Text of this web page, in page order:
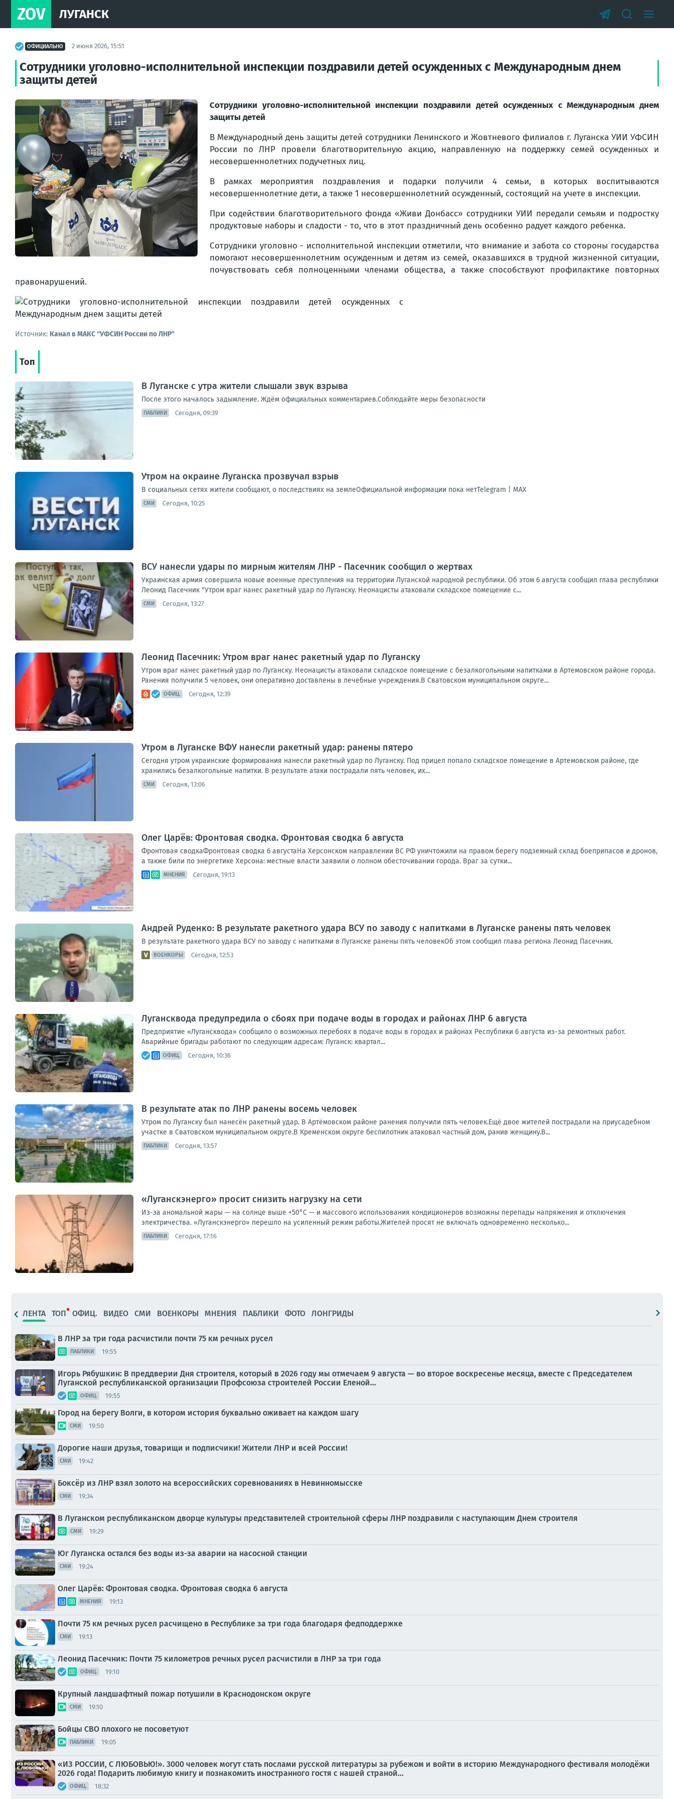
ZOV ЛУГАНСК
ОФИЦИАЛЬНО 2 июня 2026, 15:51
Сотрудники уголовно-исполнительной инспекции поздравили детей осужденных с Международным днем
защиты детей
Сотрудники уголовно-исполнительной инспекции поздравили детей осужденных с Международным днем
защиты детей
В Международный день защиты детей сотрудники Ленинского и Жовтневого филиалов г. Луганска УИИ УФСИН
России по ЛНР провели благотворительную акцию, направленную на поддержку семей осужденных и
несовершеннолетних подучетных лиц.
В рамках мероприятия поздравления и подарки получили 4 семьи, в которых воспитываются
несовершеннолетние дети, а также 1 несовершеннолетний осужденный, состоящий на учете в инспекции.
При содействии благотворительного фонда «Живи Донбасс» сотрудники УИИ передали семьям и подростку
продуктовые наборы и сладости - то, что в этот праздничный день особенно радует каждого ребенка.
Сотрудники уголовно - исполнительной инспекции отметили, что внимание и забота со стороны государства
помогают несовершеннолетним осужденным и детям из семей, оказавшихся в трудной жизненной ситуации,
почувствовать себя полноценными членами общества, а также способствуют профилактике повторных
правонарушений.
Источник: Канал в МАКС "УФСИН России по ЛНР"
Топ
В Луганске с утра жители слышали звук взрыва
После этого началось задымление. Ждём официальных комментариев.Соблюдайте меры безопасности
ПАБЛИКИ Сегодня, 09:39
Утром на окраине Луганска прозвучал взрыв
В социальных сетях жители сообщают, о последствиях на землеОфициальной информации пока нетTelegram | MAX
СМИ Сегодня, 10:25
ВСУ нанесли удары по мирным жителям ЛНР - Пасечник сообщил о жертвах
Украинская армия совершила новые военные преступления на территории Луганской народной республики. Об этом 6 августа сообщил глава республики
Леонид Пасечник "Утром враг нанес ракетный удар по Луганску. Неонацисты атаковали складское помещение с...
СМИ Сегодня, 13:27
Леонид Пасечник: Утром враг нанес ракетный удар по Луганску
Утром враг нанес ракетный удар по Луганску. Неонацисты атаковали складское помещение с безалкогольными напитками в Артемовском районе города.
Ранения получили 5 человек, они оперативно доставлены в лечебные учреждения.В Сватовском муниципальном округе...
ОФИЦ. Сегодня, 12:39
Утром в Луганске ВФУ нанесли ракетный удар: ранены пятеро
Сегодня утром украинские формирования нанесли ракетный удар по Луганску. Под прицел попало складское помещение в Артемовском районе, где
хранились безалкогольные напитки. В результате атаки пострадали пять человек, их...
СМИ Сегодня, 13:06
Олег Царёв: Фронтовая сводка. Фронтовая сводка 6 августа
Фронтовая сводкаФронтовая сводка 6 августаНа Херсонском направлении ВС РФ уничтожили на правом берегу подземный склад боеприпасов и дронов,
а также били по энергетике Херсона: местные власти заявили о полном обесточивании города. Враг за сутки...
МНЕНИЯ Сегодня, 19:13
Андрей Руденко: В результате ракетного удара ВСУ по заводу с напитками в Луганске ранены пять человек
В результате ракетного удара ВСУ по заводу с напитками в Луганске ранены пять человекОб этом сообщил глава региона Леонид Пасечник.
ВОЕНКОРЫ Сегодня, 12:53
Лугансквода предупредила о сбоях при подаче воды в городах и районах ЛНР 6 августа
Предприятие «Лугансквода» сообщило о возможных перебоях в подаче воды в городах и районах Республики 6 августа из-за ремонтных работ.
Аварийные бригады работают по следующим адресам: Луганск: квартал...
ОФИЦ. Сегодня, 10:36
В результате атак по ЛНР ранены восемь человек
Утром по Луганску был нанесён ракетный удар. В Артёмовском районе ранения получили пять человек.Ещё двое жителей пострадали на приусадебном
участке в Сватовском муниципальном округе.В Кременском округе беспилотник атаковал частный дом, ранив женщину.В...
ПАБЛИКИ Сегодня, 13:57
«Луганскэнерго» просит снизить нагрузку на сети
Из-за аномальной жары — на солнце выше +50°C — и массового использования кондиционеров возможны перепады напряжения и отключения
электричества. «Луганскэнерго» перешло на усиленный режим работы.Жителей просят не включать одновременно несколько...
ПАБЛИКИ Сегодня, 17:16
ЛЕНТА ТОП ОФИЦ. ВИДЕО СМИ ВОЕНКОРЫ МНЕНИЯ ПАБЛИКИ ФОТО ЛОНГРИДЫ
В ЛНР за три года расчистили почти 75 км речных русел
ПАБЛИКИ 19:55
Игорь Рябушкин: В преддверии Дня строителя, который в 2026 году мы отмечаем 9 августа — во второе воскресенье месяца, вместе с Председателем
Луганской республиканской организации Профсоюза строителей России Еленой...
ОФИЦ. 19:55
Город на берегу Волги, в котором история буквально оживает на каждом шагу
СМИ 19:50
Дорогие наши друзья, товарищи и подписчики! Жители ЛНР и всей России!
СМИ 19:42
Боксёр из ЛНР взял золото на всероссийских соревнованиях в Невинномысске
СМИ 19:34
В Луганском республиканском дворце культуры представителей строительной сферы ЛНР поздравили с наступающим Днем строителя
СМИ 19:29
Юг Луганска остался без воды из-за аварии на насосной станции
СМИ 19:24
Олег Царёв: Фронтовая сводка. Фронтовая сводка 6 августа
МНЕНИЯ 19:13
Почти 75 км речных русел расчищено в Республике за три года благодаря федподдержке
СМИ 19:13
Леонид Пасечник: Почти 75 километров речных русел расчистили в ЛНР за три года
ОФИЦ. 19:10
Крупный ландшафтный пожар потушили в Краснодонском округе
СМИ 19:10
Бойцы СВО плохого не посоветуют
ПАБЛИКИ 19:05
«ИЗ РОССИИ, С ЛЮБОВЬЮ!». 3000 человек могут стать послами русской литературы за рубежом и войти в историю Международного фестиваля молодёжи
2026 года! Подарить любимую книгу и познакомить иностранного гостя с нашей страной...
ОФИЦ. 18:32